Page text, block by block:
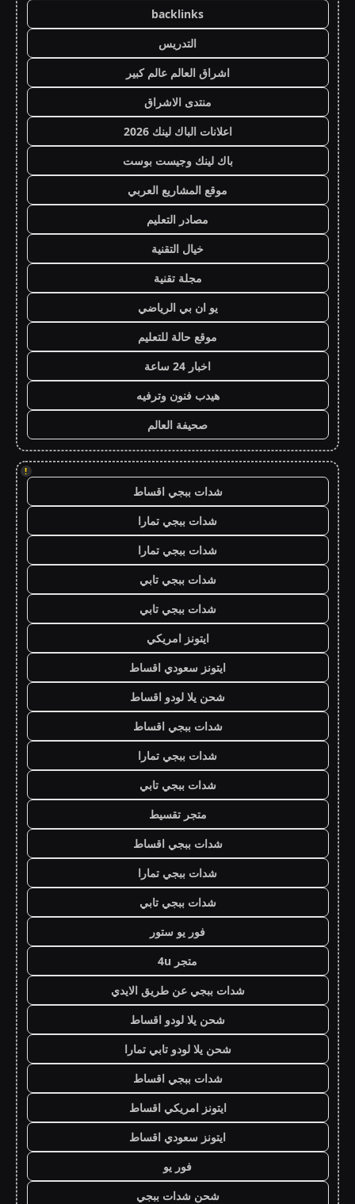
backlinks
التدريس
اشراق العالم عالم كبير
منتدى الاشراق
اعلانات الباك لينك 2026
باك لينك وجيست بوست
موقع المشاريع العربي
مصادر التعليم
خيال التقنية
مجلة تقنية
يو ان بي الرياضي
موقع حالة للتعليم
اخبار 24 ساعة
هيدب فنون وترفيه
صحيفة العالم
!
شدات ببجي اقساط
شدات ببجي تمارا
شدات ببجي تمارا
شدات ببجي تابي
شدات ببجي تابي
ايتونز امريكي
ايتونز سعودي اقساط
شحن يلا لودو اقساط
شدات ببجي اقساط
شدات ببجي تمارا
شدات ببجي تابي
متجر تقسيط
شدات ببجي اقساط
شدات ببجي تمارا
شدات ببجي تابي
فور يو ستور
متجر 4u
شدات ببجي عن طريق الايدي
شحن يلا لودو اقساط
شحن يلا لودو تابي تمارا
شدات ببجي اقساط
ايتونز امريكي اقساط
ايتونز سعودي اقساط
فور يو
شحن شدات ببجي